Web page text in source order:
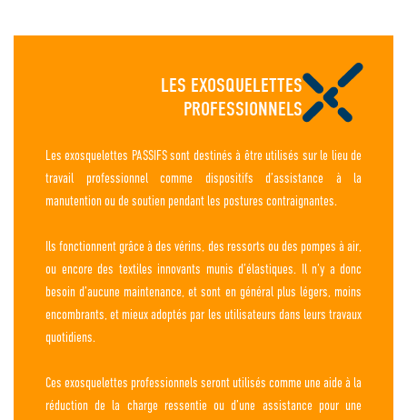
LES EXOSQUELETTES
PROFESSIONNELS
Les exosquelettes PASSIFS sont destinés à être utilisés sur le lieu de
travail professionnel comme dispositifs d’assistance à la
manutention ou de soutien pendant les postures contraignantes.
Ils fonctionnent grâce à des vérins, des ressorts ou des pompes à air,
ou encore des textiles innovants munis d’élastiques. Il n’y a donc
besoin d’aucune maintenance, et sont en général plus légers, moins
encombrants, et mieux adoptés par les utilisateurs dans leurs travaux
quotidiens.
Ces exosquelettes professionnels seront utilisés comme une aide à la
réduction de la charge ressentie ou d’une assistance pour une